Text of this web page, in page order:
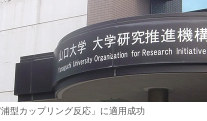
型カップリング反応」に適用成功